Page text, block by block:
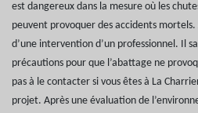
est dangereux dans la mesure où les
peuvent provoquer des accidents mortels.
d’une intervention d’un professionnel. Il
précautions pour que l’abattage ne
pas à le contacter si vous êtes à La
projet. Après une évaluation de